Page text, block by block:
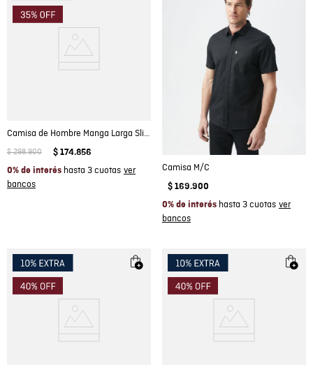
Camisa de Hombre Manga Larga Slim Fit Jeanswear Lavado Especial en Algodón
$ 298.900 $ 174.856
0% de interés hasta 3 cuotas Camisa M/C
$ 169.900
0% de interés hasta 3 cuotas